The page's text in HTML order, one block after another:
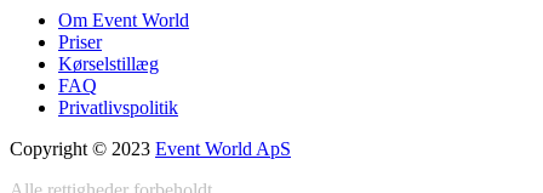
Om Event World
Priser
Kørselstillæg
FAQ
Privatlivspolitik
Copyright © 2023 Event World ApS